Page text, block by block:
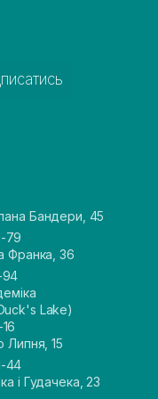
Бандери, 45
79
Франка, 36
94
Lake)
Липня, 15
44
і Гудачека, 23